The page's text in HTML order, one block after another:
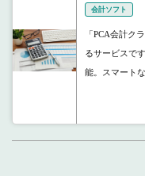
会計ソフト
「PCA会計ク
るサービスで
能。スマート